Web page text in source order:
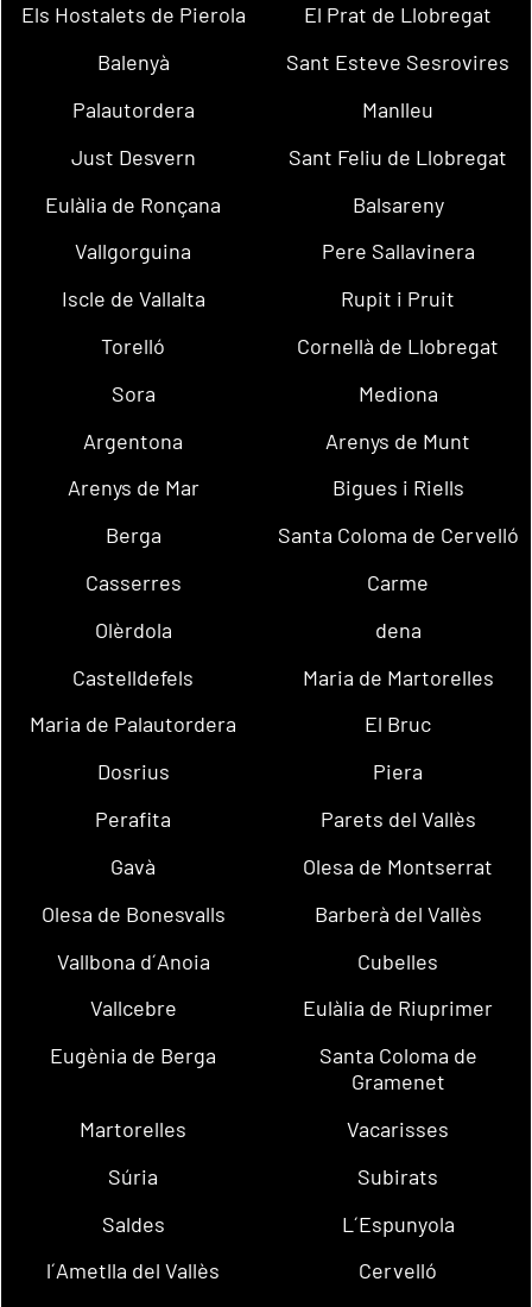
Els Hostalets de Pierola
El Prat de Llobregat
Balenyà
Sant Esteve Sesrovires
Palautordera
Manlleu
Just Desvern
Sant Feliu de Llobregat
Eulàlia de Ronçana
Balsareny
Vallgorguina
Pere Sallavinera
Iscle de Vallalta
Rupit i Pruit
Torelló
Cornellà de Llobregat
Sora
Mediona
Argentona
Arenys de Munt
Arenys de Mar
Bigues i Riells
Berga
Santa Coloma de Cervelló
Casserres
Carme
Olèrdola
dena
Castelldefels
Maria de Martorelles
Maria de Palautordera
El Bruc
Dosrius
Piera
Perafita
Parets del Vallès
Gavà
Olesa de Montserrat
Olesa de Bonesvalls
Barberà del Vallès
Vallbona d´Anoia
Cubelles
Vallcebre
Eulàlia de Riuprimer
Eugènia de Berga
Santa Coloma de
Gramenet
Martorelles
Vacarisses
Súria
Subirats
Saldes
L´Espunyola
l´Ametlla del Vallès
Cervelló